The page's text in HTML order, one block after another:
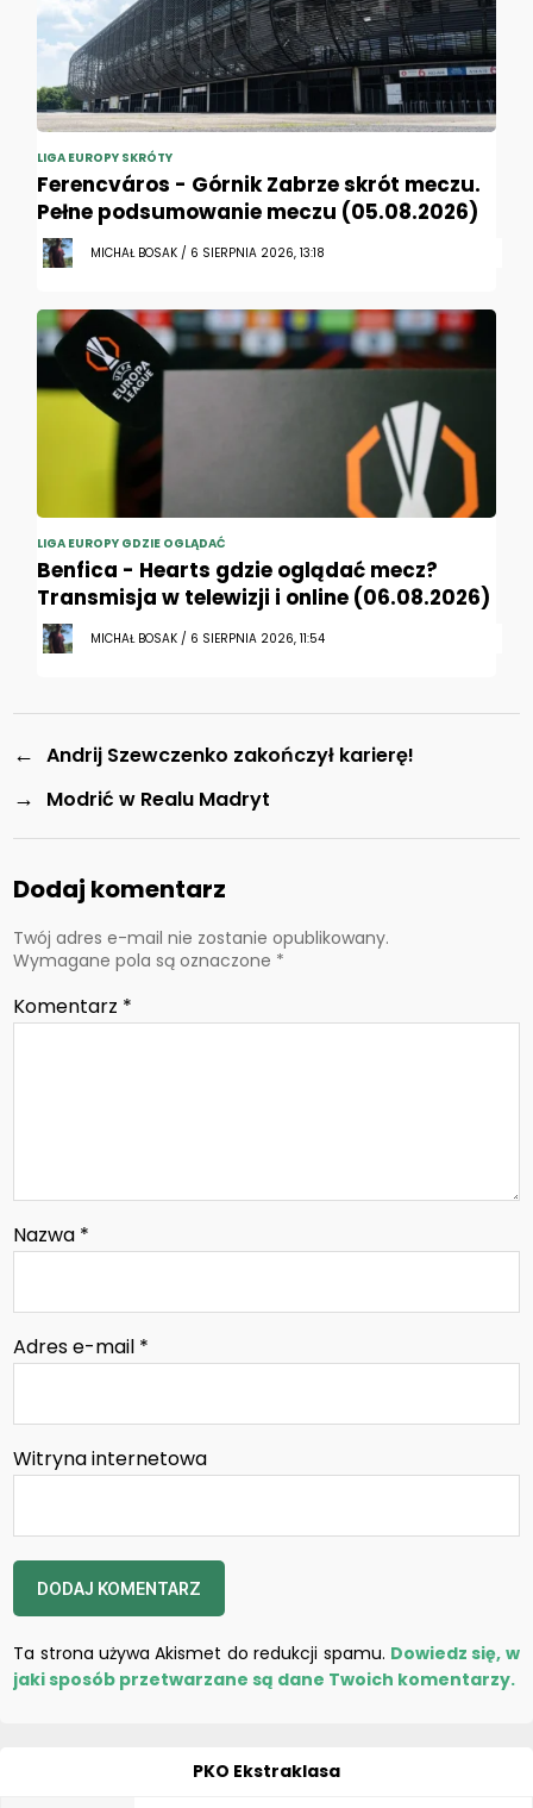
LIGA EUROPY SKRÓTY
Ferencváros - Górnik Zabrze skrót meczu.
Pełne podsumowanie meczu (05.08.2026)
MICHAŁ BOSAK / 6 SIERPNIA 2026, 13:18
LIGA EUROPY GDZIE OGLĄDAĆ
Benfica - Hearts gdzie oglądać mecz?
Transmisja w telewizji i online (06.08.2026)
MICHAŁ BOSAK / 6 SIERPNIA 2026, 11:54
← Andrij Szewczenko zakończył karierę!
→ Modrić w Realu Madryt
Dodaj komentarz
Twój adres e-mail nie zostanie opublikowany.
Wymagane pola są oznaczone *
Komentarz *
Nazwa *
Adres e-mail *
Witryna internetowa
Ta strona używa Akismet do redukcji spamu. Dowiedz się, w
jaki sposób przetwarzane są dane Twoich komentarzy.
PKO Ekstraklasa